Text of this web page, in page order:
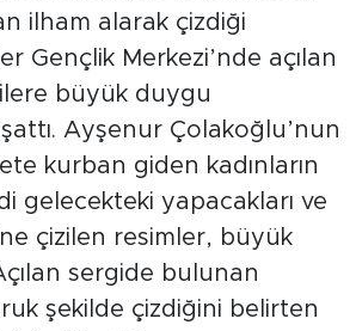
ilham alarak çizdiği
Gençlik Merkezi’nde açılan
büyük duygu
Ayşenur Çolakoğlu’nun
kurban giden kadınların
gelecekteki yapacakları ve
çizilen resimler, büyük
sergide bulunan
şekilde çizdiğini belirten